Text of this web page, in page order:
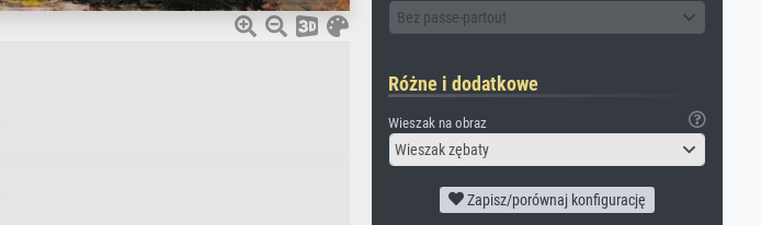
Bez passe-partout
Różne i dodatkowe
Wieszak na obraz
Wieszak zębaty
Zapisz/porównaj konfigurację